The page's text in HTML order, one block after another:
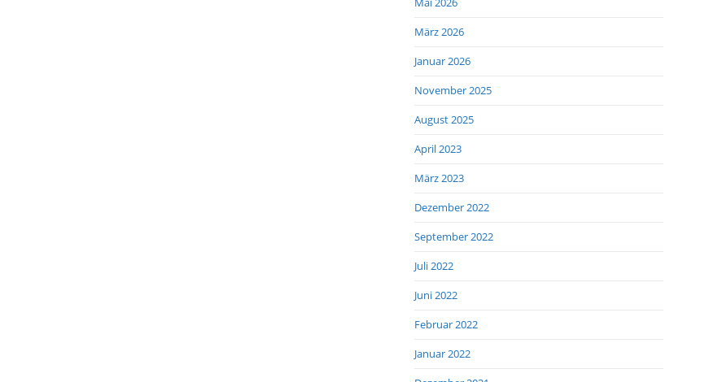
März 2026
Januar 2026
November 2025
August 2025
April 2023
März 2023
Dezember 2022
September 2022
Juli 2022
Juni 2022
Februar 2022
Januar 2022